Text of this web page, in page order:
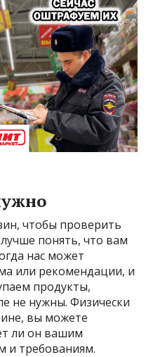
чтобы проверить
понять, что вам
нас может
или рекомендации, и
продукты,
не нужны. Физически
вы можете
ли он вашим
и требованиям.